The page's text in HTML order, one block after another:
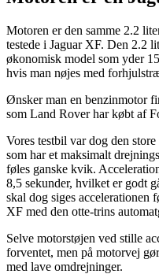
Motoren er den samme 2.2
testede i Jaguar XF. Den 2.2
økonomisk model som yder
hvis man nøjes med
Ønsker man en benzinmotor
som Land Rover har købt af
Vores testbil var dog den
som har et maksimalt
føles ganske kvik.
8,5 sekunder, hvilket er godt
skal dog siges accelerationen
XF med den otte-trins
Selve motorstøjen ved stille
forventet, men på motorvej
med lave omdrejninger.